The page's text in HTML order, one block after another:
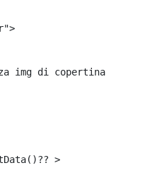
img di copertina
>